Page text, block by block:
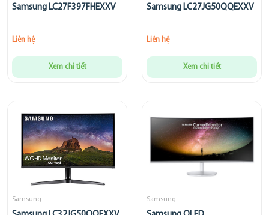
Samsung LC27F397FHEXXV
Liên hệ
Xem chi tiết
Samsung LC27JG50QQEXXV
Liên hệ
Xem chi tiết
Samsung Samsung